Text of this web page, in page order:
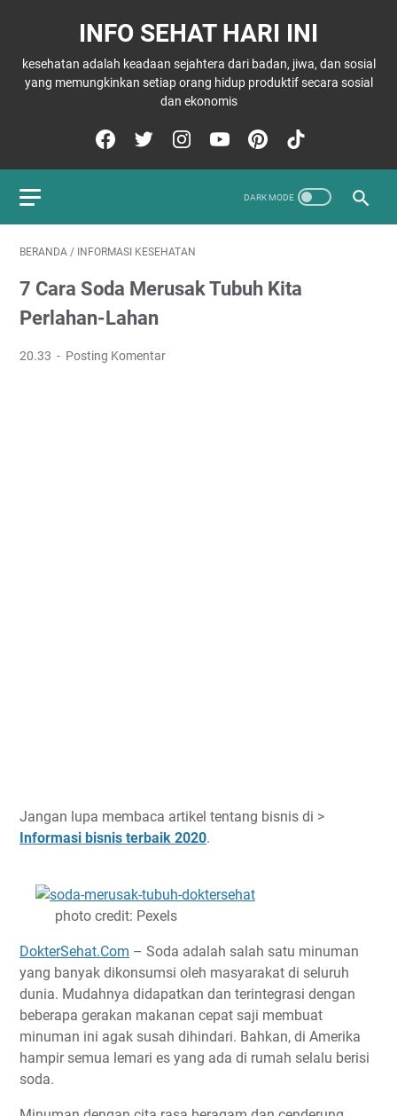
INFO SEHAT HARI INI
kesehatan adalah keadaan sejahtera dari badan, jiwa, dan sosial
yang memungkinkan setiap orang hidup produktif secara sosial
dan ekonomis
BERANDA / INFORMASI KESEHATAN
7 Cara Soda Merusak Tubuh Kita
Perlahan-Lahan
20.33 Posting Komentar
Jangan lupa membaca artikel tentang bisnis di >
Informasi bisnis terbaik 2020.
photo credit: Pexels
DokterSehat.Com – Soda adalah salah satu minuman
yang banyak dikonsumsi oleh masyarakat di seluruh
dunia. Mudahnya didapatkan dan terintegrasi dengan
beberapa gerakan makanan cepat saji membuat
minuman ini agak susah dihindari. Bahkan, di Amerika
hampir semua lemari es yang ada di rumah selalu berisi
soda.